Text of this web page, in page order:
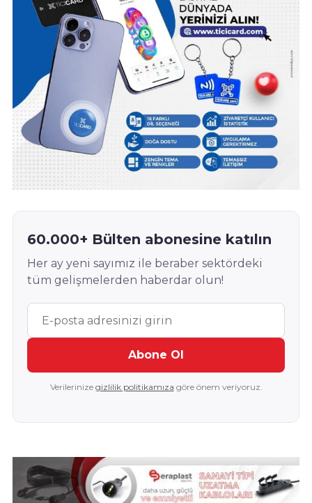
60.000+ Bülten abonesine katılın
Her ay yeni sayımız ile beraber sektördeki
tüm gelişmelerden haberdar olun!
Abone Ol
Verilerinize gizlilik politikamıza göre önem veriyoruz.